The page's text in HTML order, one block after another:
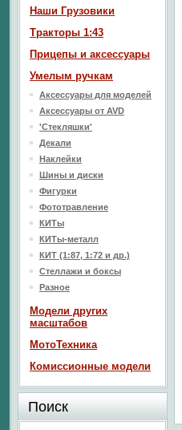
Наши Грузовики
Тракторы 1:43
Прицепы и аксессуары
Умелым ручкам
Аксессуары для моделей
Аксессуары от AVD
'Стекляшки'
Декали
Наклейки
Шины и диски
Фигурки
Фототравление
КИТы
КИТы-металл
КИТ (1:87, 1:72 и др.)
Стеллажи и боксы
Разное
Модели других
масштабов
МотоТехника
Комиссионные модели
Поиск